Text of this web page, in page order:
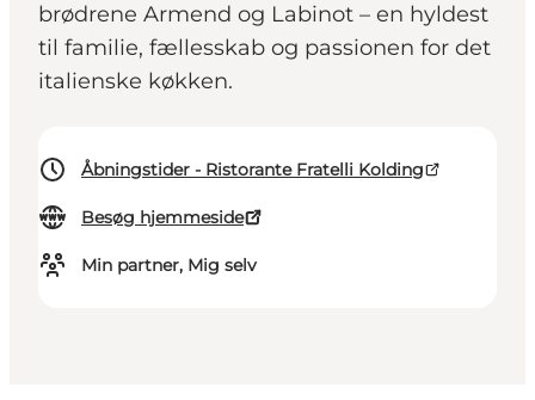
brødrene Armend og Labinot – en hyldest
til familie, fællesskab og passionen for det
italienske køkken.
Åbningstider - Ristorante Fratelli Kolding
Besøg hjemmeside
Min partner, Mig selv